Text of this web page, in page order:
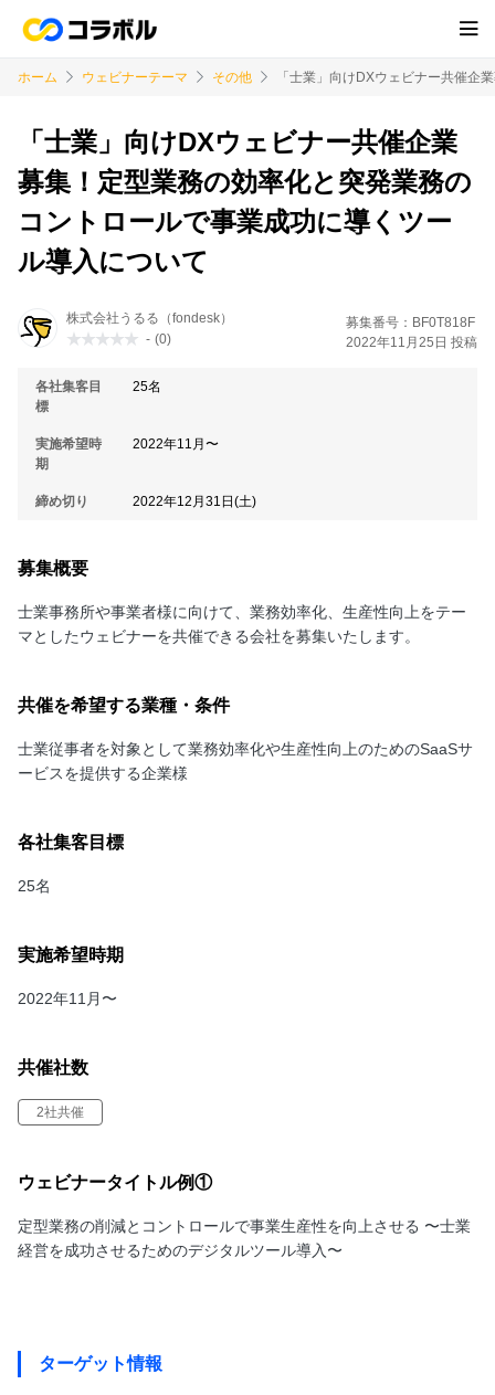
ホーム ウェビナーテーマ その他 「士業」向けDXウェビナー共催企
「士業」向けDXウェビナー共催企業
募集！定型業務の効率化と突発業務の
コントロールで事業成功に導くツー
ル導入について
株式会社うるる（fondesk）
- (0)
募集番号：BF0T818F
2022年11月25日 投稿
各社集客目
標
25名
実施希望時
期
2022年11月〜
締め切り 2022年12月31日(土)
募集概要
士業事務所や事業者様に向けて、業務効率化、生産性向上をテー
マとしたウェビナーを共催できる会社を募集いたします。
共催を希望する業種・条件
士業従事者を対象として業務効率化や生産性向上のためのSaaSサ
ービスを提供する企業様
各社集客目標
25名
実施希望時期
2022年11月〜
共催社数
2社共催
ウェビナータイトル例①
定型業務の削減とコントロールで事業生産性を向上させる 〜士業
経営を成功させるためのデジタルツール導入〜
ターゲット情報